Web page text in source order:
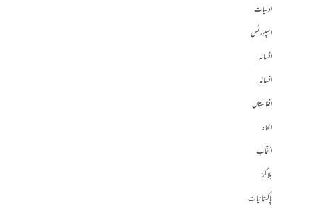
ادبیات
اسپورٹس
افسانہ
افسانہ
افغانستان
الحاد
انتخاب
بلاگز
پاکستانیات